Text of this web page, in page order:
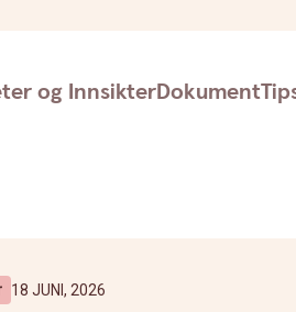
og InnsikterDokument
18 JUNI, 2026